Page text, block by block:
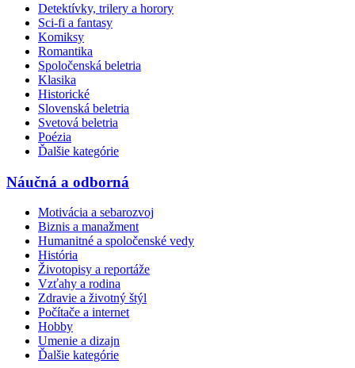
Detektívky, trilery a horory
Sci-fi a fantasy
Komiksy
Romantika
Spoločenská beletria
Klasika
Historické
Slovenská beletria
Svetová beletria
Poézia
Ďalšie kategórie
Náučná a odborná
Motivácia a sebarozvoj
Biznis a manažment
Humanitné a spoločenské vedy
História
Životopisy a reportáže
Vzťahy a rodina
Zdravie a životný štýl
Počítače a internet
Hobby
Umenie a dizajn
Ďalšie kategórie